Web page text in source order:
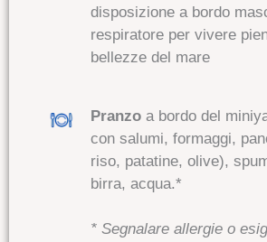
disposizione a bordo
respiratore per vivere
bellezze del mare
Pranzo a bordo del
con salumi, formaggi,
riso, patatine, olive),
birra, acqua.*
* Segnalare allergie o